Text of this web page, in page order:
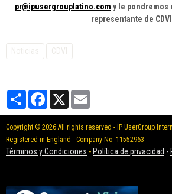
pr@ipusergrouplatino.com y le pondremos
representante de
Noticias CDVI
PartagerFacebook
X
Copyright © 2026 All rights reserved - IP UserGroup
Registered in England - Company No. 11552963
Términos y Condiciones - Política de privacidad -